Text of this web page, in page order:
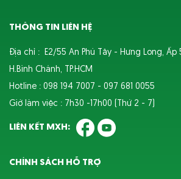
THÔNG TIN LIÊN HỆ
Địa chỉ : E2/55 An Phú Tây - Hưng Long, Ấp
H.Bình Chánh, TP.HCM
Hotline : 098 194 7007 - 097 681 0055
Giờ làm việc : 7h30 -17h00 (Thứ 2 - 7)
LIÊN KẾT MXH:
CHÍNH SÁCH HỖ TRỢ